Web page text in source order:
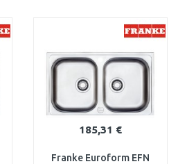
185,31 €
Franke Euroform EFN